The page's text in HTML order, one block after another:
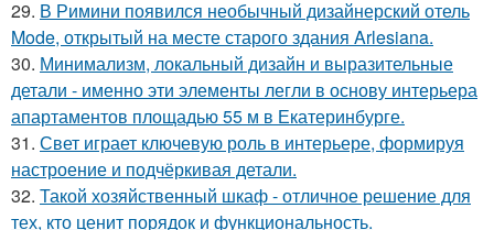
29. В Римини появился необычный дизайнерский отель
Mode, открытый на месте старого здания Arlesiana.
30. Минимализм, локальный дизайн и выразительные
детали - именно эти элементы легли в основу интерьера
апартаментов площадью 55 м в Екатеринбурге.
31. Свет играет ключевую роль в интерьере, формируя
настроение и подчёркивая детали.
32. Такой хозяйственный шкаф - отличное решение для
тех, кто ценит порядок и функциональность.